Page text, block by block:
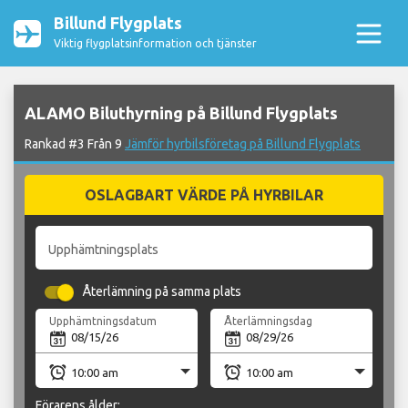
Billund Flygplats
Viktig flygplatsinformation och tjänster
ALAMO Biluthyrning på Billund Flygplats
Rankad #3 Från 9 Jämför hyrbilsföretag på Billund Flygplats
OSLAGBART VÄRDE PÅ HYRBILAR
Upphämtningsplats
Återlämning på samma plats
Upphämtningsdatum Återlämningsdag